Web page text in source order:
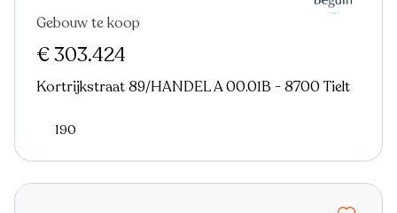
Gebouw te koop
€ 303.424
Kortrijkstraat 89/HANDEL A 00.01B - 8700 Tielt
190